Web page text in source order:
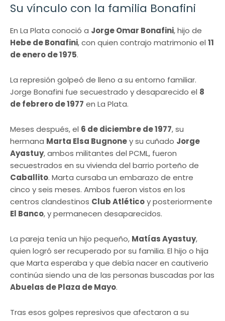
Su vínculo con la familia Bonafini
En La Plata conoció a Jorge Omar Bonafini, hijo de
Hebe de Bonafini, con quien contrajo matrimonio el 11
de enero de 1975.
La represión golpeó de lleno a su entorno familiar.
Jorge Bonafini fue secuestrado y desaparecido el 8
de febrero de 1977 en La Plata.
Meses después, el 6 de diciembre de 1977, su
hermana Marta Elsa Bugnoney su cuñado Jorge
Ayastuy, ambos militantes del PCML, fueron
secuestrados en su vivienda del barrio porteño de
Caballito. Marta cursaba un embarazo de entre
cinco y seis meses. Ambos fueron vistos en los
centros clandestinos Club Atléticoy posteriormente
El Banco, y permanecen desaparecidos.
La pareja tenía un hijo pequeño, Matías Ayastuy,
quien logró ser recuperado por su familia. El hijo o hija
que Marta esperaba y que debía nacer en cautiverio
continúa siendo una de las personas buscadas por las
Abuelas de Plaza de Mayo.
Tras esos golpes represivos que afectaron a su